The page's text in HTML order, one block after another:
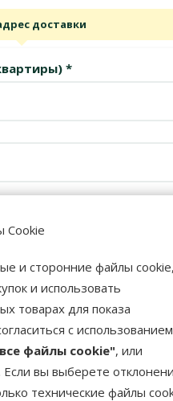
Cookie
и сторонние файлы cookie,
и использовать
товарах для показа
с использованием
файлы cookie", или
. Если вы выберете
технические файлы
доставки
*
отделение в